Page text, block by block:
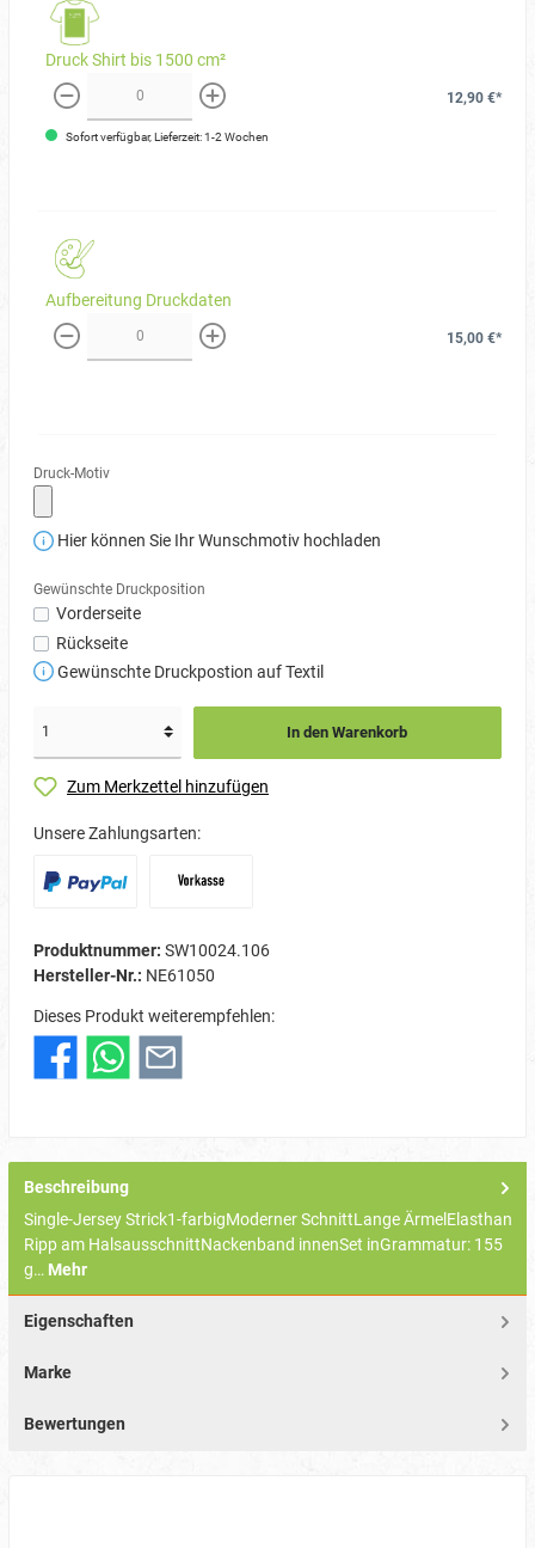
Druck Shirt bis 1500 cm²
weniger mehr
12,90 €*
Sofort verfügbar, Lieferzeit: 1-2 Wochen
Aufbereitung Druckdaten
weniger mehr
15,00 €*
Druck-Motiv
Hier können Sie Ihr Wunschmotiv hochladen
Gewünschte Druckposition
Vorderseite
Rückseite
Gewünschte Druckpostion auf Textil
In den Warenkorb
Zum Merkzettel hinzufügen
Unsere Zahlungsarten:
Produktnummer: SW10024.106
Hersteller-Nr.: NE61050
Dieses Produkt weiterempfehlen:
Beschreibung
Single-Jersey Strick1-farbigModerner SchnittLange ÄrmelElasthan
Ripp am HalsausschnittNackenband innenSet inGrammatur: 155
g… Mehr
Eigenschaften
Marke
Bewertungen